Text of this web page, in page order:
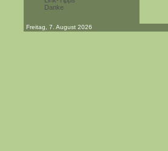
Danke
Freitag, 7. August 2026